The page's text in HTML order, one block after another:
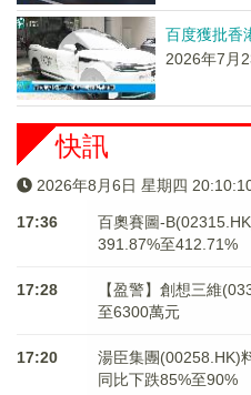
百度獲批香
2026年7月
快訊
2026年8月6日 星期四
17:36
百奧賽圖-
391.87%至412.71%
17:28
【盈警】創想三維
至6300萬元
17:20
湯臣集團(00258.HK)
同比下跌85%至90%